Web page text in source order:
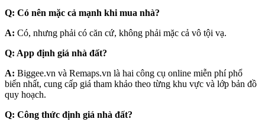
Q: Có nên mặc cả mạnh khi mua nhà?
A: Có, nhưng phải có căn cứ, không phải mặc cả vô tội vạ.
Q: App định giá nhà đất?
A: Biggee.vn và Remaps.vn là hai công cụ online miễn phí phổ
biến nhất, cung cấp giá tham khảo theo từng khu vực và lớp bản đồ
quy hoạch.
Q: Công thức định giá nhà đất?